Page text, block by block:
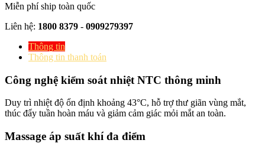
Miễn phí ship toàn quốc
Liên hệ: 1800 8379 - 0909279397
Thông tin
Thông tin thanh toán
Công nghệ kiểm soát nhiệt NTC thông minh
Duy trì nhiệt độ ổn định khoảng 43°C, hỗ trợ thư giãn vùng mắt,
thúc đẩy tuần hoàn máu và giảm cảm giác mỏi mắt an toàn.
Massage áp suất khí đa điểm